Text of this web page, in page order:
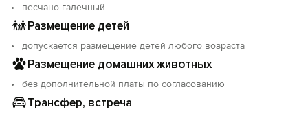
песчано-галечный
Размещение детей
допускается размещение детей любого возраста
Размещение домашних животных
без дополнительной платы по согласованию
Трансфер, встреча